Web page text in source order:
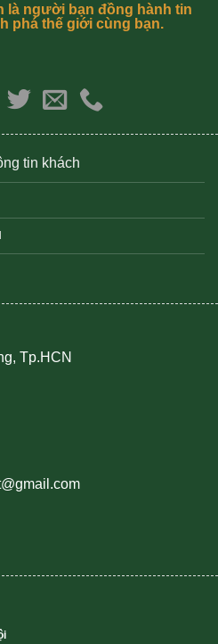
là người bạn đồng hành tin
phá thế giới cùng bạn.
tin khách
Tp.HCN